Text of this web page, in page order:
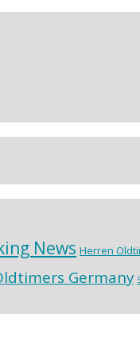
News Herren
Germany